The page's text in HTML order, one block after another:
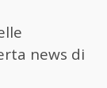
news di